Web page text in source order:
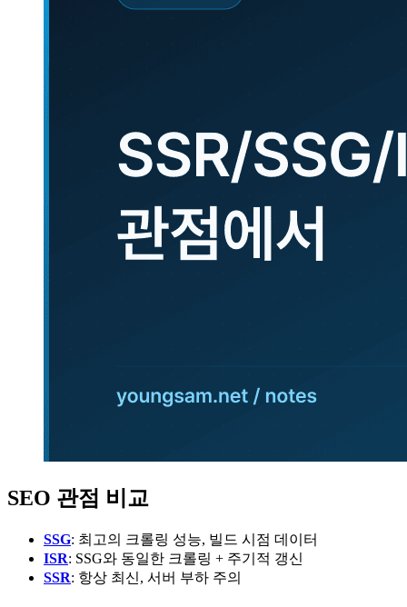
SEO 관점 비교
SSG: 최고의 크롤링 성능, 빌드 시점 데이터
ISR: SSG와 동일한 크롤링 + 주기적 갱신
SSR: 항상 최신, 서버 부하 주의